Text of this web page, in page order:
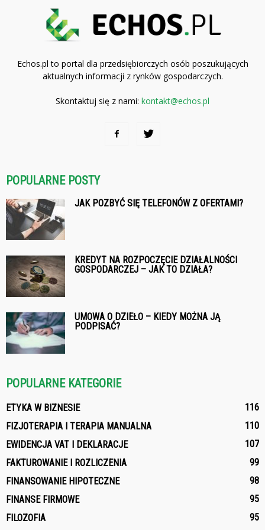
Echos.pl to portal dla przedsiębiorczych osób poszukujących
aktualnych informacji z rynków gospodarczych.
Skontaktuj się z nami: kontakt@echos.pl
POPULARNE POSTY
JAK POZBYĆ SIĘ TELEFONÓW Z OFERTAMI?
KREDYT NA ROZPOCZĘCIE DZIAŁALNOŚCI
GOSPODARCZEJ – JAK TO DZIAŁA?
UMOWA O DZIEŁO – KIEDY MOŻNA JĄ
PODPISAĆ?
POPULARNE KATEGORIE
ETYKA W BIZNESIE
116
FIZJOTERAPIA I TERAPIA MANUALNA
110
EWIDENCJA VAT I DEKLARACJE
107
FAKTUROWANIE I ROZLICZENIA
99
FINANSOWANIE HIPOTECZNE
98
FINANSE FIRMOWE
95
FILOZOFIA
95